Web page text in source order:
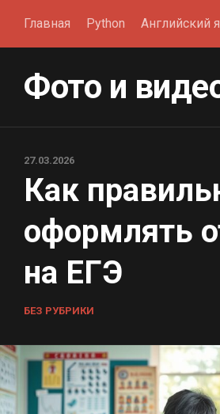
содержанию
Главная Python Английский
Фото и
27.03.2026
Как
оформлять
на ЕГЭ
БЕЗ РУБРИКИ